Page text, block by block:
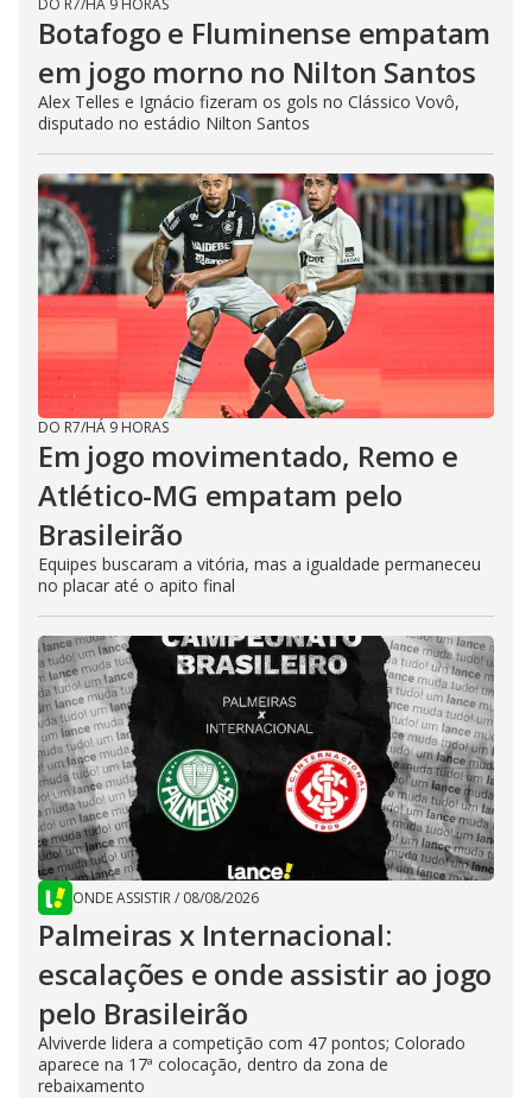
DO R7/HÁ 9 HORAS
Botafogo e Fluminense empatam
em jogo morno no Nilton Santos
Alex Telles e Ignácio fizeram os gols no Clássico Vovô,
disputado no estádio Nilton Santos
DO R7/HÁ 9 HORAS
Em jogo movimentado, Remo e
Atlético-MG empatam pelo
Brasileirão
Equipes buscaram a vitória, mas a igualdade permaneceu
no placar até o apito final
ONDE ASSISTIR/ 08/08/2026
Palmeiras x Internacional:
escalações e onde assistir ao jogo
pelo Brasileirão
Alviverde lidera a competição com 47 pontos; Colorado
aparece na 17ª colocação, dentro da zona de
rebaixamento